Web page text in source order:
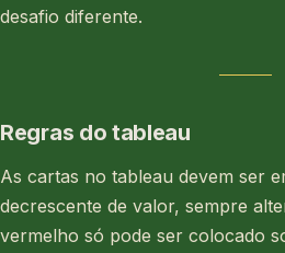
desafio diferente.
Regras do tableau
As cartas no tableau devem ser
decrescente de valor, sempre
vermelho só pode ser colocado